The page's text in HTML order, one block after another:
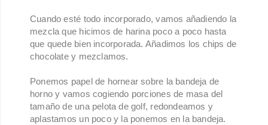
Cuando esté todo incorporado, vamos añadiendo la
mezcla que hicimos de harina poco a poco hasta
que quede bien incorporada. Añadimos los chips de
chocolate y mezclamos.
Ponemos papel de hornear sobre la bandeja de
horno y vamos cogiendo porciones de masa del
tamaño de una pelota de golf, redondeamos y
aplastamos un poco y la ponemos en la bandeja.